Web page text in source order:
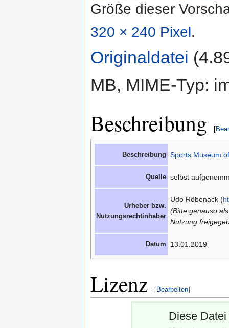
Größe dieser
320 × 240 Pixel.
Originaldatei
MB, MIME-Typ:
Beschreibung [
Beschreibung Sports Museum
Quelle selbst
Urheber bzw.
Nutzungsrechtinhaber
Udo Röbenack (
(Bitte genauso
Nutzung
Datum 13.01.2019
Lizenz [Bearbeiten]
Diese